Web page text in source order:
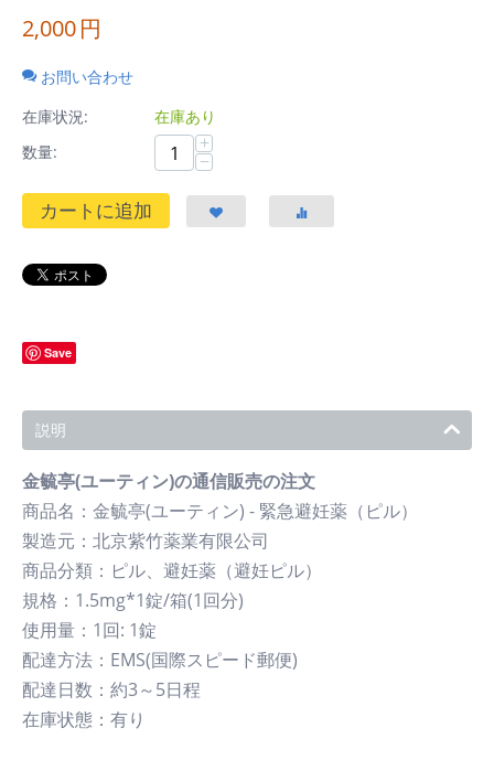
2,000円
お問い合わせ
在庫状況:
在庫あり
数量:
+
−
カートに追加
Save
説明
金毓亭(ユーティン)の通信販売の注文
商品名：金毓亭(ユーティン) - 緊急避妊薬（ピル）
製造元：北京紫竹薬業有限公司
商品分類：ピル、避妊薬（避妊ピル）
規格：1.5mg*1錠/箱(1回分)
使用量：1回: 1錠
配達方法：EMS(国際スピード郵便)
配達日数：約3～5日程
在庫状態：有り